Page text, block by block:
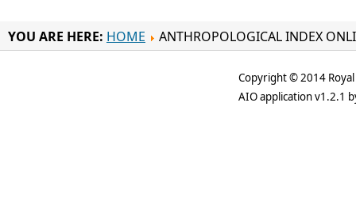
YOU ARE HERE: HOME ANTHROPOLOGICAL INDEX
Copyright © 2014
AIO application v1.2.1